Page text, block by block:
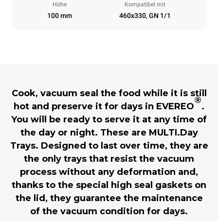
Höhe
100 mm
Kompatibel mit
460x330, GN 1/1
Cook, vacuum seal the food while it is still
hot and preserve it for days in EVEREO
®
.
You will be ready to serve it at any time of
the day or night. These are MULTI.Day
Trays. Designed to last over time, they are
the only trays that resist the vacuum
process without any deformation and,
thanks to the special high seal gaskets on
the lid, they guarantee the maintenance
of the vacuum condition for days.